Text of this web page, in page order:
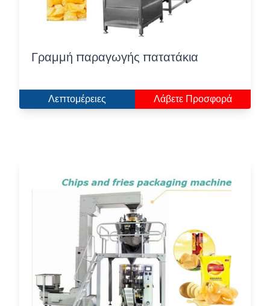
Γραμμή παραγωγής πατατάκια
Λεπτομέρειες Λάβετε Προσφορά